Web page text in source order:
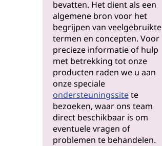
bevatten. Het dient als een
algemene bron voor het
begrijpen van veelgebruikte
termen en concepten. Voor
precieze informatie of hulp
met betrekking tot onze
producten raden we u aan
onze speciale
ondersteuningssitete
bezoeken, waar ons team
direct beschikbaar is om
eventuele vragen of
problemen te behandelen.